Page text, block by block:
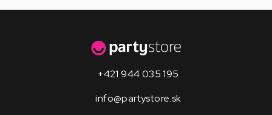
+421 944 035 195
info@partystore.sk